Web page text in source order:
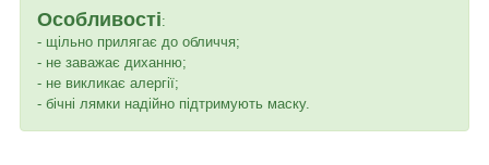
Особливості:
- щільно прилягає до обличчя;
- не заважає диханню;
- не викликає алергії;
- бічні лямки надійно підтримують маску.